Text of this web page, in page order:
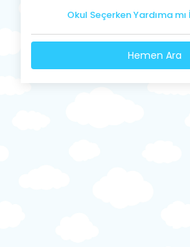
Okul Seçerken Yardıma
Hemen Ara